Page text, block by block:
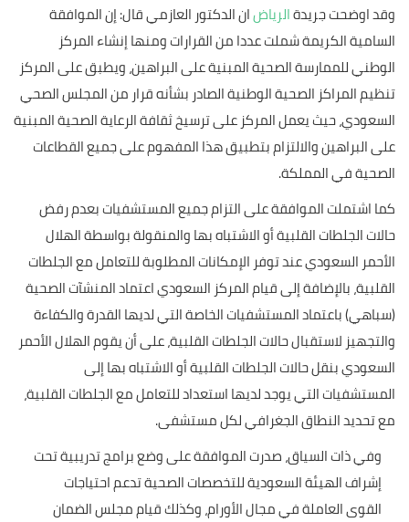
وقد اوضحت جريدةالرياضان الدكتور العازمي قال: إن الموافقة
السامية الكريمة شملت عددا من القرارات ومنها إنشاء المركز
الوطني للممارسة الصحية المبنية على البراهين، ويطبق على المركز
تنظيم المراكز الصحية الوطنية الصادر بشأنه قرار من المجلس الصحي
السعودي، حيث يعمل المركز على ترسيخ ثقافة الرعاية الصحية المبنية
على البراهين والالتزام بتطبيق هذا المفهوم على جميع القطاعات
الصحية في المملكة.
كما اشتملت الموافقة على التزام جميع المستشفيات بعدم رفض
حالات الجلطات القلبية أو الاشتباه بها والمنقولة بواسطة الهلال
الأحمر السعودي عند توفر الإمكانات المطلوبة للتعامل مع الجلطات
القلبية، بالإضافة إلى قيام المركز السعودي اعتماد المنشآت الصحية
(سباهي) باعتماد المستشفيات الخاصة التي لديها القدرة والكفاءة
والتجهيز لاستقبال حالات الجلطات القلبية، على أن يقوم الهلال الأحمر
السعودي بنقل حالات الجلطات القلبية أو الاشتباه بها إلى
المستشفيات التي يوجد لديها استعداد للتعامل مع الجلطات القلبية،
مع تحديد النطاق الجغرافي لكل مستشفى.
وفي ذات السياق، صدرت الموافقة على وضع برامج تدريبية تحت
إشراف الهيئة السعودية للتخصصات الصحية تدعم احتياجات
القوى العاملة في مجال الأورام، وكذلك قيام مجلس الضمان